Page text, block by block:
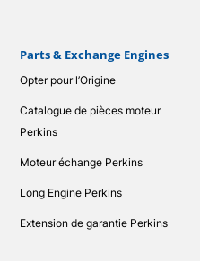
Parts & Exchange Engines
Opter pour l’Origine
Catalogue de pièces moteur
Perkins
Moteur échange Perkins
Long Engine Perkins
Extension de garantie Perkins